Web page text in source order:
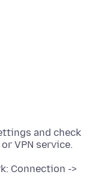
and check
Connection ->